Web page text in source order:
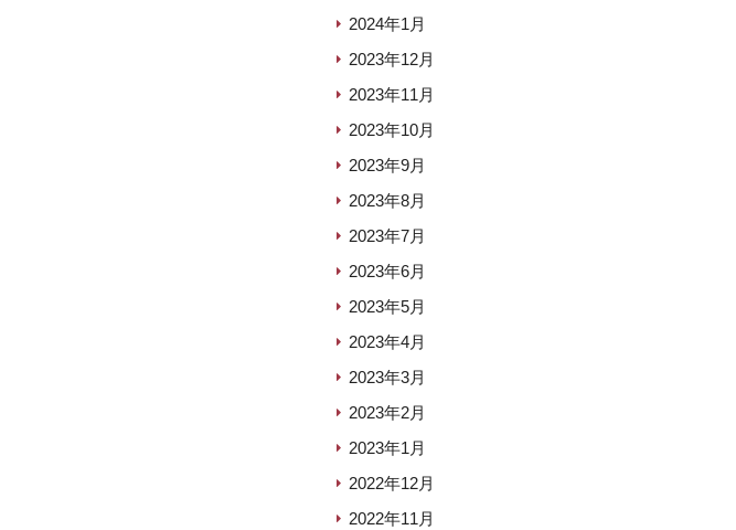
2024年1月
2023年12月
2023年11月
2023年10月
2023年9月
2023年8月
2023年7月
2023年6月
2023年5月
2023年4月
2023年3月
2023年2月
2023年1月
2022年12月
2022年11月